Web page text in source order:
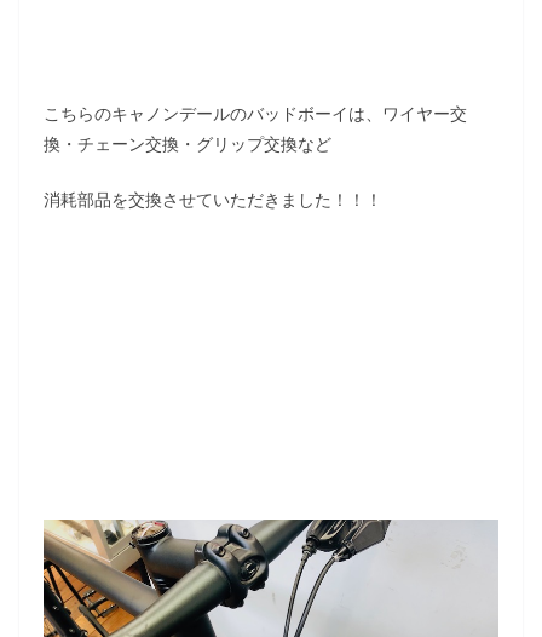
こちらのキャノンデールのバッドボーイは、ワイヤー交
換・チェーン交換・グリップ交換など
消耗部品を交換させていただきました！！！